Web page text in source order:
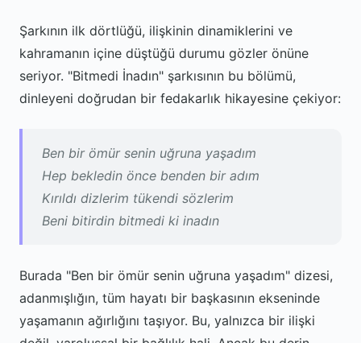
Şarkının ilk dörtlüğü, ilişkinin dinamiklerini ve
kahramanın içine düştüğü durumu gözler önüne
seriyor. "Bitmedi İnadın" şarkısının bu bölümü,
dinleyeni doğrudan bir fedakarlık hikayesine çekiyor:
Ben bir ömür senin uğruna yaşadım
Hep bekledin önce benden bir adım
Kırıldı dizlerim tükendi sözlerim
Beni bitirdin bitmedi ki inadın
Burada "Ben bir ömür senin uğruna yaşadım" dizesi,
adanmışlığın, tüm hayatı bir başkasının ekseninde
yaşamanın ağırlığını taşıyor. Bu, yalnızca bir ilişki